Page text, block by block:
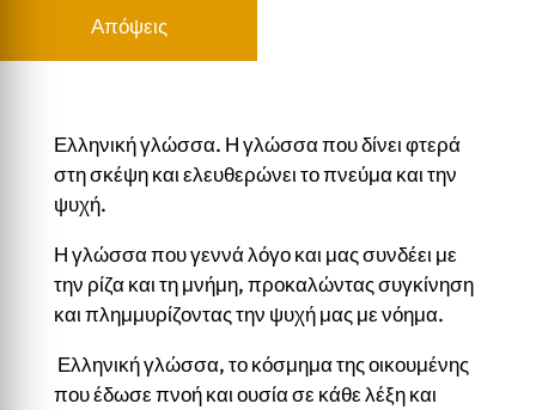
Απόψεις
Ελληνική γλώσσα. Η γλώσσα που δίνει φτερά
στη σκέψη και ελευθερώνει το πνεύμα και την
ψυχή.
Η γλώσσα που γεννά λόγο και μας συνδέει με
την ρίζα και τη μνήμη, προκαλώντας συγκίνηση
και πλημμυρίζοντας την ψυχή μας με νόημα.
Ελληνική γλώσσα, το κόσμημα της οικουμένης
που έδωσε πνοή και ουσία σε κάθε λέξη και